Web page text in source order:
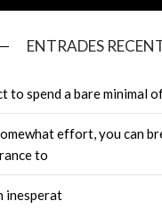
ENTRADES
to spend a bare minimal
effort, you can
to
inesperat